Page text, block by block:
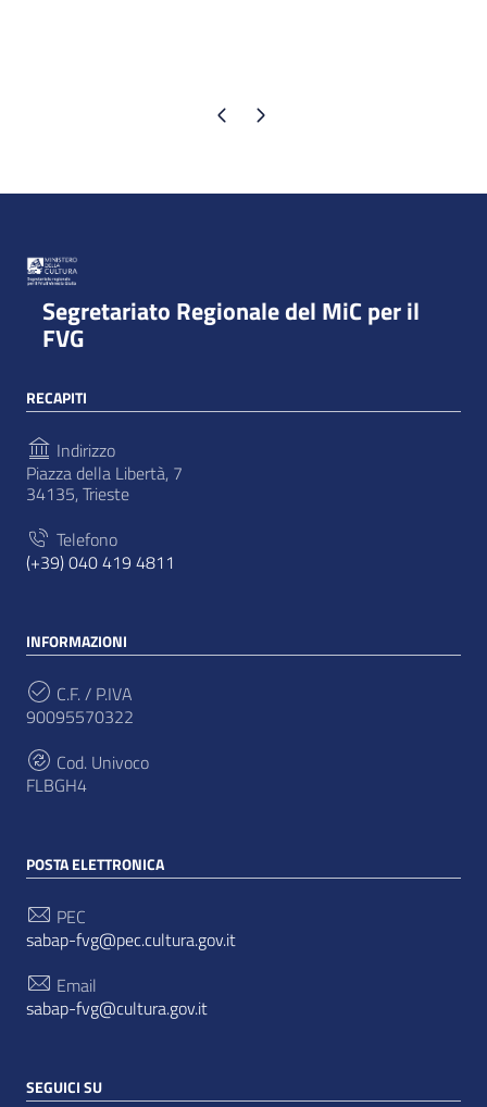
Pagina precedente
Pagina successiva
Segretariato Regionale del MiC per il
FVG
RECAPITI
Indirizzo
Piazza della Libertà, 7
34135, Trieste
Telefono
(+39) 040 419 4811
INFORMAZIONI
C.F. / P.IVA
90095570322
Cod. Univoco
FLBGH4
POSTA ELETTRONICA
PEC
sabap-fvg@pec.cultura.gov.it
Email
sabap-fvg@cultura.gov.it
SEGUICI SU